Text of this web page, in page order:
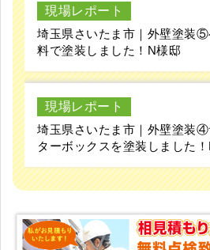
現場レポート
埼玉県さいたま市｜外壁塗装
料で塗装しました！N様邸
現場レポート
埼玉県さいたま市｜外壁塗装④
ターボックスを塗装しました